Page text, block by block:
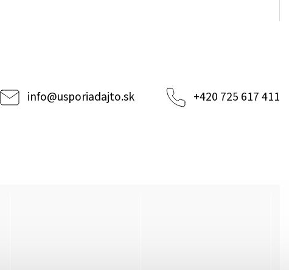
info@usporiadajto.sk +420 725 617 411